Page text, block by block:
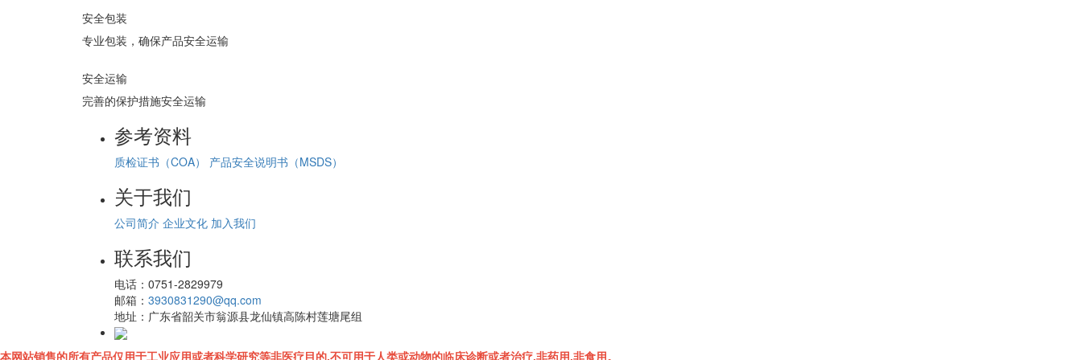
安全包装
专业包装，确保产品安全运输
安全运输
完善的保护措施安全运输
参考资料
质检证书（COA） 产品安全说明书（MSDS）
关于我们
公司简介 企业文化 加入我们
联系我们
电话： 0751-2829979
邮箱： 3930831290@qq.com
地址： 广东省韶关市翁源县龙仙镇高陈村莲塘尾组
本网站销售的所有产品仅用于工业应用或者科学研究等非医疗目的,不可用于人类或动物的临床诊断或者治疗,非药用,非食用。